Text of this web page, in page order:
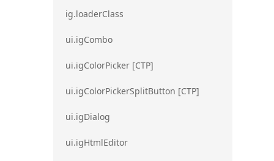
ig.loaderClass
ui.igCombo
ui.igColorPicker [CTP]
ui.igColorPickerSplitButton [CTP]
ui.igDialog
ui.igHtmlEditor